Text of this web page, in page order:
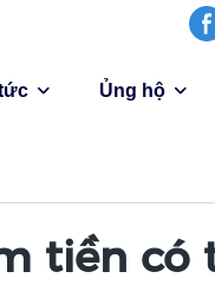
Ủng hộ
tiền